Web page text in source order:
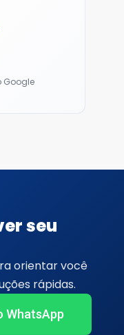
Google
seu
orientar você
rápidas.
WhatsApp